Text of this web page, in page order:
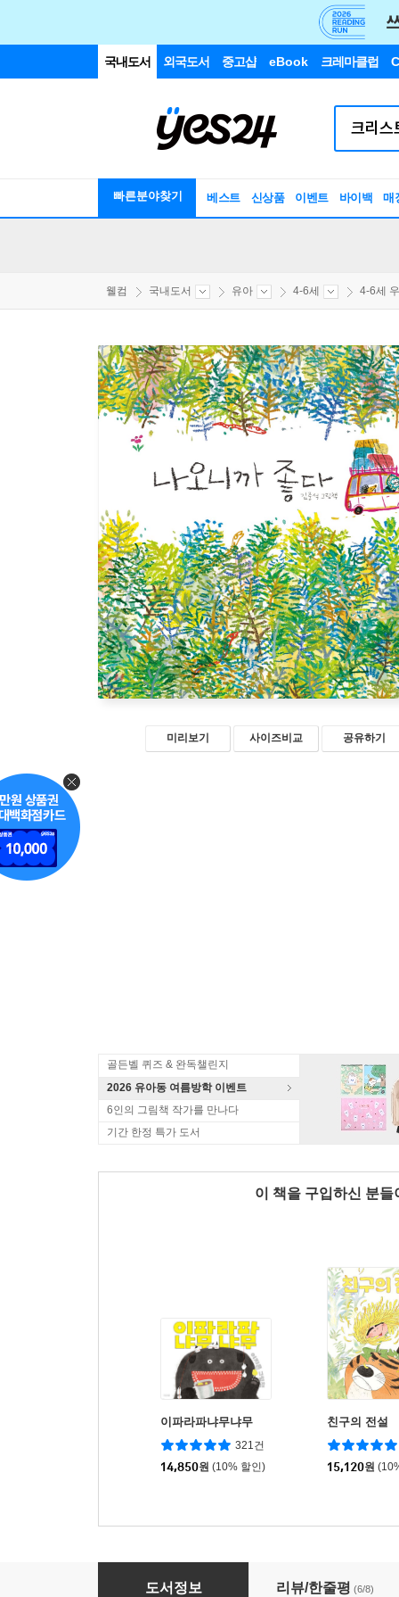
국내도서 외국도서 중고샵 eBook 크레마클럽
빠른분야찾기 베스트 신상품 이벤트 바이백 매
웰컴 국내도서 유아 4-6세 4-6세
미리보기 사이즈비교 공유하기
골든벨 퀴즈 & 완독챌린지
2026 유아동 여름방학 이벤트
6인의 그림책 작가를 만나다
기간 한정 특가 도서
이 책을 구입하신 분
이파라파냐무냐무
321건
14,850원 (10% 할인)
친구의 전설
15,120원
나오니까 좋다
도서정보 리뷰/한줄평 (6/8)